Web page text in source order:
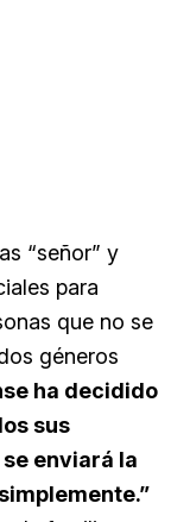
“señor” y
para
que no se
géneros
ha decidido
sus
enviará la